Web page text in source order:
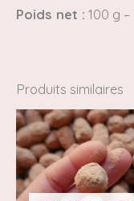
Poids net : 100 g –
Produits similaires